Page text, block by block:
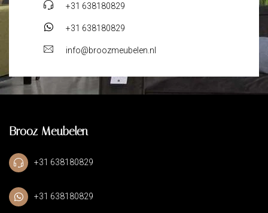
+31 638180829
+31 638180829
info@broozmeubelen.nl
Brooz Meubelen
+31 638180829
+31 638180829